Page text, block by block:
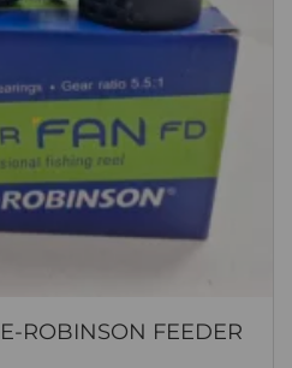
ROBINSON FEEDER